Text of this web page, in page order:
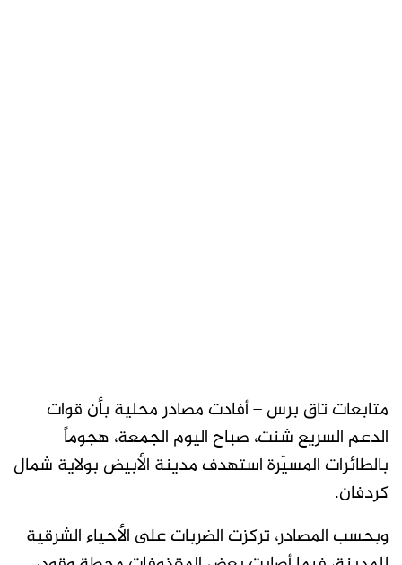
متابعات تاق برس – أفادت مصادر محلية بأن قوات
الدعم السريع شنت، صباح اليوم الجمعة، هجوماً
بالطائرات المسيّرة استهدف مدينة الأبيض بولاية شمال
كردفان.
وبحسب المصادر، تركزت الضربات على الأحياء الشرقية